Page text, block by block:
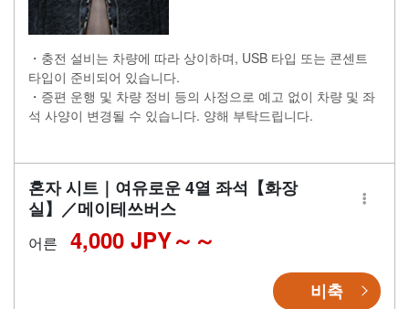
・충전 설비는 차량에 따라 상이하며, USB 타입 또는 콘센트
타입이 준비되어 있습니다.
・증편 운행 및 차량 정비 등의 사정으로 예고 없이 차량 및 좌
석 사양이 변경될 수 있습니다. 양해 부탁드립니다.
혼자 시트｜여유로운 4열 좌석【화장
실】／메이테쓰버스
어른 4,000 JPY～
비축